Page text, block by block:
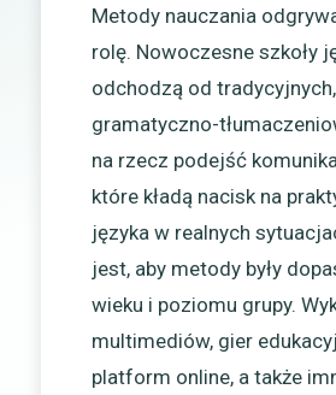
Metody nauczania
rolę. Nowoczesne szkoły
odchodzą od tradycyjnych,
gramatyczno-
na rzecz podejść
które kładą nacisk na
języka w realnych
jest, aby metody były
wieku i poziomu grupy.
multimediów, gier
platform online, a także